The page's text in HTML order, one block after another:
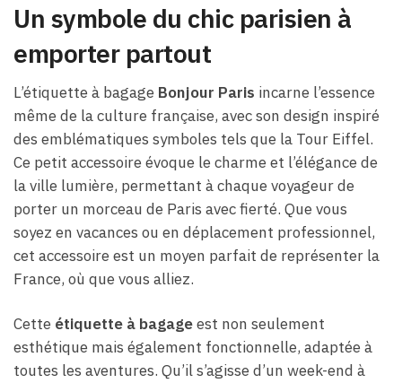
Un symbole du chic parisien à
emporter partout
L’étiquette à bagage Bonjour Paris incarne l’essence
même de la culture française, avec son design inspiré
des emblématiques symboles tels que la Tour Eiffel.
Ce petit accessoire évoque le charme et l’élégance de
la ville lumière, permettant à chaque voyageur de
porter un morceau de Paris avec fierté. Que vous
soyez en vacances ou en déplacement professionnel,
cet accessoire est un moyen parfait de représenter la
France, où que vous alliez.
Cette étiquette à bagageest non seulement
esthétique mais également fonctionnelle, adaptée à
toutes les aventures. Qu’il s’agisse d’un week-end à